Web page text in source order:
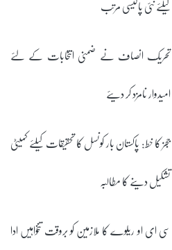
کیلئے نئی پالیسی مرتب
تحریک انصاف نے ضمنی انتخابات کے لئے
امیدوار نامزد کر دیئے
ججز کا خط: پاکستان بار کونسل کا تحقیقات کیلئے کمیٹی
تشکیل دینے کا مطالبہ
سی ای او ریلوے کا ملازمین کو بروقت تنخواہیں ادا